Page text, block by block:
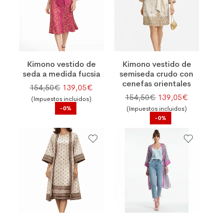
Kimono vestido de
seda a medida fucsia
154,50€ El precio original era: 154,50€.
139,05€ El precio actual es: 139,05€.
(Impuestos incluidos)
-0%
Kimono vestido de
semiseda crudo con
cenefas orientales
154,50€ El precio
139,05€El
(Impuestos incluidos)
-0%